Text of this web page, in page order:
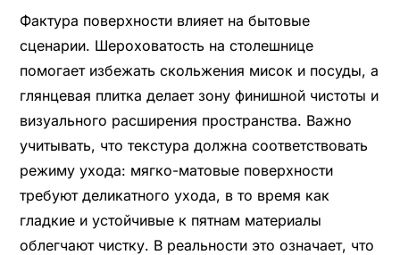
Фактура поверхности влияет на бытовые
сценарии. Шероховатость на столешнице
помогает избежать скольжения мисок и посуды, а
глянцевая плитка делает зону финишной чистоты и
визуального расширения пространства. Важно
учитывать, что текстура должна соответствовать
режиму ухода: мягко-матовые поверхности
требуют деликатного ухода, в то время как
гладкие и устойчивые к пятнам материалы
облегчают чистку. В реальности это означает, что